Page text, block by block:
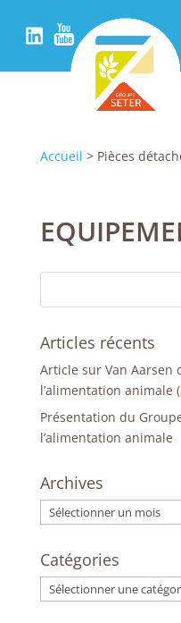
Accueil > Pièces
Articles récents
Article sur Van Aarsen
l’alimentation animale
Présentation du
l’alimentation animale
Archives
Archives
Catégories
Catégories